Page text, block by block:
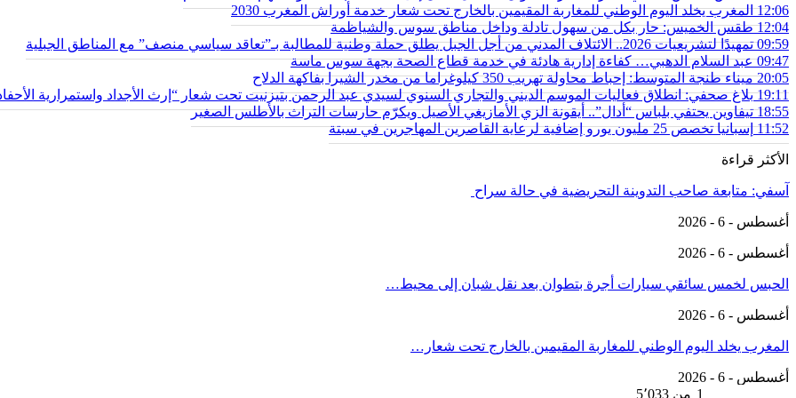
12:06 المغرب يخلد اليوم الوطني للمغاربة المقيمين بالخارج تحت شعار خدمة أوراش المغرب 2030
12:04 طقس الخميس: ﺣﺎﺭ بكل من سهول تادلة وداخل مناطق سوس والشياظمة
09:59 تمهيدًا لتشريعيات 2026.. الائتلاف المدني من أجل الجبل يطلق حملة وطنية للمطالبة بـ”تعاقد سياسي منصف” مع المناطق الجبلية
09:47 عبد السلام الدهبي… كفاءة إدارية هادئة في خدمة قطاع الصحة بجهة سوس ماسة
20:05 ميناء طنجة المتوسط: إحباط محاولة تهريب 350 كيلوغراما من مخدر الشيرا بفاكهة الدلاح
19:11 بلاغ صحفي: انطلاق فعاليات الموسم الديني والتجاري السنوي لسيدي عبد الرحمن بتيزنيت تحت شعار “إرث الأجداد واستمرارية
18:55 تيفاوين يحتفي بلباس “أدال”.. أيقونة الزي الأمازيغي الأصيل ويكرّم حارسات التراث بالأطلس الصغير
11:52 إسبانيا تخصص 25 مليون يورو إضافية لرعاية القاصرين المهاجرين في سبتة
الأكثر قراءة
آسفي: متابعة صاحب التدوينة التحريضية في حالة سراح
أغسطس - 6 - 2026
أغسطس - 6 - 2026
الحبس لخمس سائقي سيارات أجرة بتطوان بعد نقل شبان إلى محيط…
أغسطس - 6 - 2026
المغرب يخلد اليوم الوطني للمغاربة المقيمين بالخارج تحت شعار…
أغسطس - 6 - 2026
1 من 5٬033